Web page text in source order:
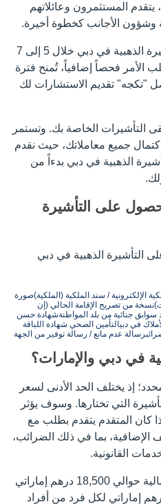
يتقدم المستثمرون وعائلاتهم
وشؤون الأجانب كخطوة أخيرة.
تكتمل عملية التقديم على التأشيرة الذهبية في دبي خلال 5 إلى 7
الأمر فحصاً إضافياً، تُمنح فترة
30 يوماً. وتواصل "تكجه" تقديم الاستشارات لك
التأشيرات الخاصة بك. وتستمر
جميع معاملاتك، حيث نقدم
الذهبية في دبي بدءاً من
على التأشيرة
التأشيرة الذهبية في دبي
الإلكترونية / سند الملكية (الملكية)صورة
نسخة من تصريح الإقامة الحالي (إن
جنائية من بلد المواطنةشهادة حسن
في دبيالتأمين الصحي شهادة اللياقة
رسالة عدم مانع / رسالة توفير من الجهة
في دبي والإمارات؟
إذ يختلف الحد الأدنى لسعر
التي تختارها. وسوف يؤثر
كان المتقدم يتقدم بطلب مع
الإضافية، بما في ذلك الضرائب،
القانونية.
في المتوسط، تبلغ التكلفة الإجمالية حوالي 18,500 درهم إماراتي
الرئيسي ونحو 9,400 درهم إماراتي لكل فرد من أفراد